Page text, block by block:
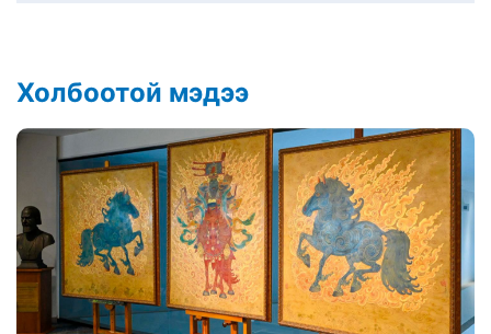
Холбоотой мэдээ